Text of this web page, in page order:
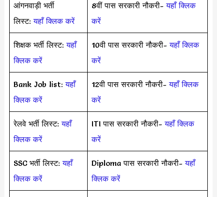
आंगनवाड़ी भर्ती
लिस्ट:यहाँ क्लिक करें
8वीं पास सरकारी नौकरी-यहाँ क्लिक
करें
शिक्षक भर्ती लिस्ट:यहाँ
क्लिक करें
10वी पास सरकारी नौकरी-यहाँ क्लिक
करें
Bank Job list:यहाँ
क्लिक करें
12वी पास सरकारी नौकरी-यहाँ क्लिक
करें
रेलवे भर्ती लिस्ट:यहाँ
क्लिक करें
ITI पास सरकारी नौकरी-यहाँ क्लिक
करें
SSC भर्ती लिस्ट:यहाँ
क्लिक करें
Diploma पास सरकारी नौकरी-यहाँ
क्लिक करें